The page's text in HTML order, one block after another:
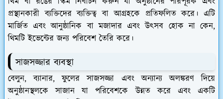
প্রস্থানকারী ব্যক্তিদের ব্যক্তিত্ব বা আগ্রহকে প্রতিফলিত করে। এটি
মার্জিত এবং আনুষ্ঠানিক বা মজাদার এবং উত্সব হোক না কেন,
থিমটি ইভেন্টের জন্য পরিবেশ তৈরি করে।
সাজসজ্জার ব্যবস্থা
বেলুন, ব্যানার, ফুলের সাজসজ্জা এবং অন্যান্য অলঙ্করণ দিয়ে
অনুষ্ঠানস্থলকে সাজান যা পরিবেশকে উন্নত করে এবং একটি